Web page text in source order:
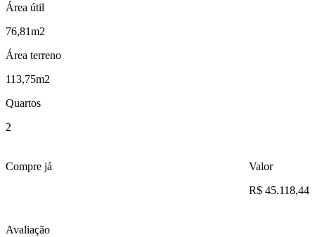
Área útil
76,81m2
Área terreno
113,75m2
Quartos
2
Compre já
Valor
R$ 45.118,44
Avaliação